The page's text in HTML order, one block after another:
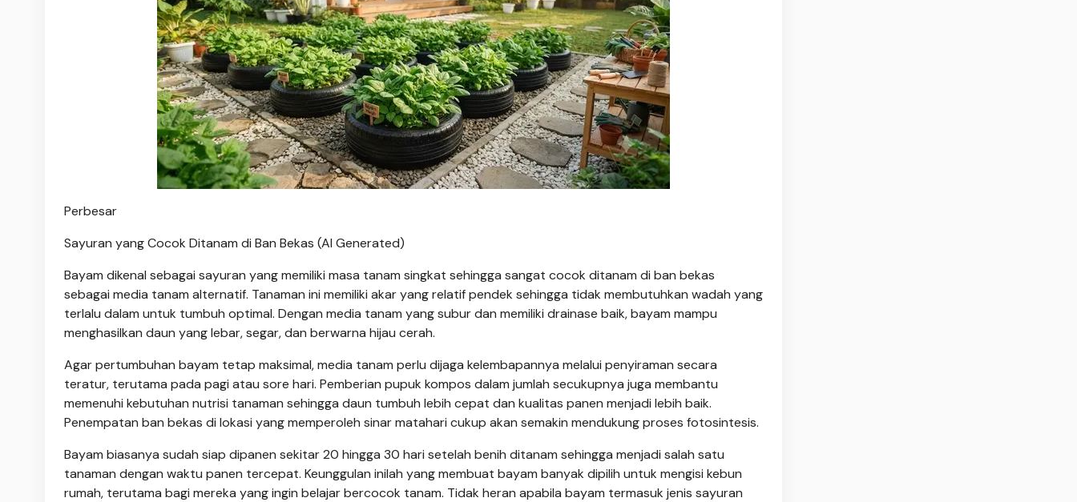
Perbesar
Sayuran yang Cocok Ditanam di Ban Bekas (AI Generated)
Bayam dikenal sebagai sayuran yang memiliki masa tanam singkat sehingga sangat cocok ditanam di ban bekas
sebagai media tanam alternatif. Tanaman ini memiliki akar yang relatif pendek sehingga tidak membutuhkan wadah yang
terlalu dalam untuk tumbuh optimal. Dengan media tanam yang subur dan memiliki drainase baik, bayam mampu
menghasilkan daun yang lebar, segar, dan berwarna hijau cerah.
Agar pertumbuhan bayam tetap maksimal, media tanam perlu dijaga kelembapannya melalui penyiraman secara
teratur, terutama pada pagi atau sore hari. Pemberian pupuk kompos dalam jumlah secukupnya juga membantu
memenuhi kebutuhan nutrisi tanaman sehingga daun tumbuh lebih cepat dan kualitas panen menjadi lebih baik.
Penempatan ban bekas di lokasi yang memperoleh sinar matahari cukup akan semakin mendukung proses fotosintesis.
Bayam biasanya sudah siap dipanen sekitar 20 hingga 30 hari setelah benih ditanam sehingga menjadi salah satu
tanaman dengan waktu panen tercepat. Keunggulan inilah yang membuat bayam banyak dipilih untuk mengisi kebun
rumah, terutama bagi mereka yang ingin belajar bercocok tanam. Tidak heran apabila bayam termasuk jenis sayuran